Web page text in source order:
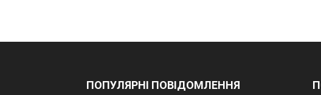
ПОПУЛЯРНІ ПОВІДОМЛЕННЯ